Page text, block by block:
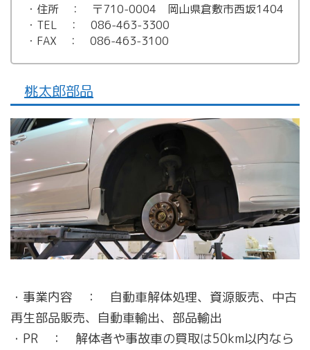
・住所 ： 〒710-0004 岡山県倉敷市西坂1404
・TEL ： 086-463-3300
・FAX ： 086-463-3100
桃太郎部品
・事業内容 ： 自動車解体処理、資源販売、中古
再生部品販売、自動車輸出、部品輸出
・PR ： 解体者や事故車の買取は50km以内なら